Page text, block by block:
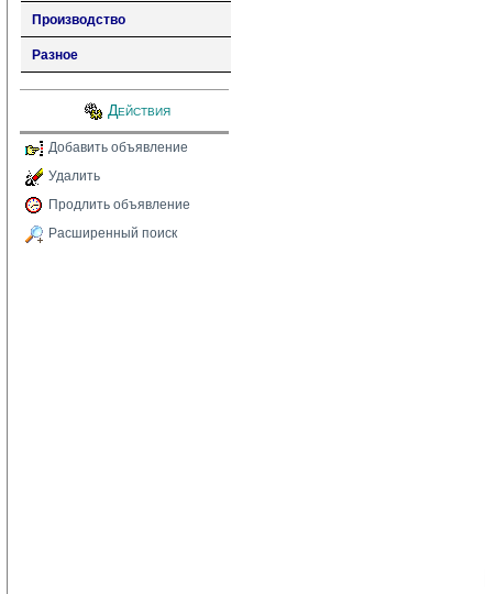
Производство
Разное
Действия
Добавить объявление
Удалить
Продлить объявление
Расширенный поиск